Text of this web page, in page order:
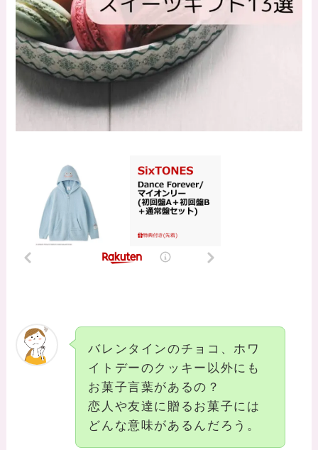
バレンタインのチョコ、ホワ
イトデーのクッキー以外にも
お菓子言葉があるの？
恋人や友達に贈るお菓子には
どんな意味があるんだろう。